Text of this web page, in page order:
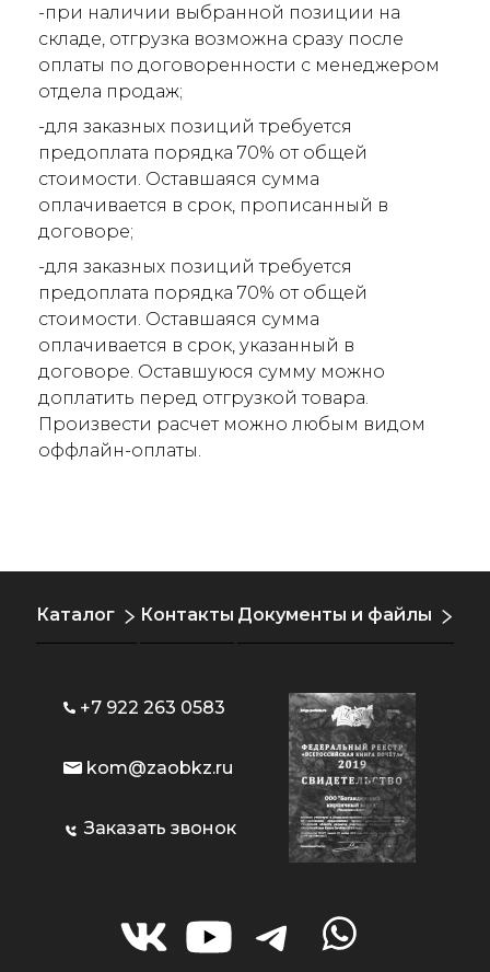
-при наличии выбранной позиции на
складе, отгрузка возможна сразу после
оплаты по договоренности с менеджером
отдела продаж;
-для заказных позиций требуется
предоплата порядка 70% от общей
стоимости. Оставшаяся сумма
оплачивается в срок, прописанный в
договоре;
-для заказных позиций требуется
предоплата порядка 70% от общей
стоимости. Оставшаяся сумма
оплачивается в срок, указанный в
договоре. Оставшуюся сумму можно
доплатить перед отгрузкой товара.
Произвести расчет можно любым видом
оффлайн-оплаты.
Каталог Контакты Документы и файлы
+7 922 263 0583
kom@zaobkz.ru
Заказать звонок